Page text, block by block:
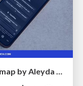
The AI Search Optimization Roadmap by Aleyda Solis